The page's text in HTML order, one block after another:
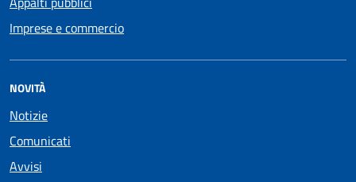
Imprese e commercio
NOVITÀ
Notizie
Comunicati
Avvisi